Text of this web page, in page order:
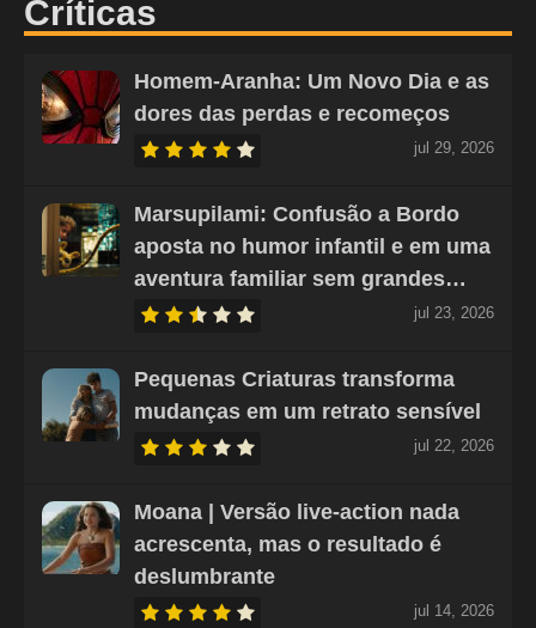
Críticas
Homem-Aranha: Um Novo Dia e as
dores das perdas e recomeços
jul 29, 2026
Marsupilami: Confusão a Bordo
aposta no humor infantil e em uma
aventura familiar sem grandes…
jul 23, 2026
Pequenas Criaturas transforma
mudanças em um retrato sensível
jul 22, 2026
Moana | Versão live-action nada
acrescenta, mas o resultado é
deslumbrante
jul 14, 2026